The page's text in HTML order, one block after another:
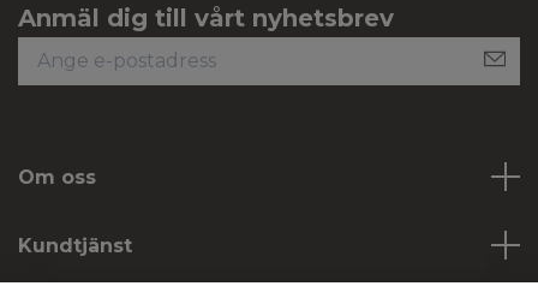
Anmäl dig till vårt nyhetsbrev
Om oss
Kundtjänst